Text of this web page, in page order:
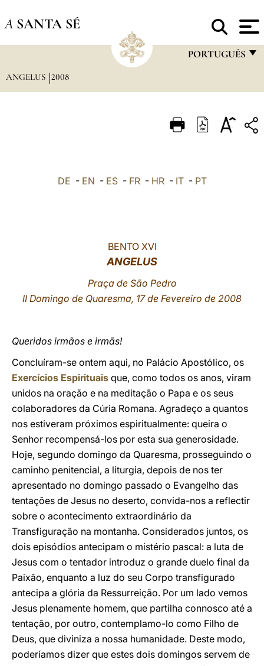
A SANTA SÉ
PORTUGUÊS
ITALIANO
ANGELUS 2008
DE - EN - ES- FR- HR- IT- PT
BENTO XVI
ANGELUS
Praça de São Pedro
II Domingo de Quaresma, 17 de Fevereiro de 2008
Queridos irmãos e irmãs!
Concluíram-se ontem aqui, no Palácio Apostólico, os
Exercícios Espirituais que, como todos os anos, viram
unidos na oração e na meditação o Papa e os seus
colaboradores da Cúria Romana. Agradeço a quantos
nos estiveram próximos espiritualmente: queira o
Senhor recompensá-los por esta sua generosidade.
Hoje, segundo domingo da Quaresma, prosseguindo o
caminho penitencial, a liturgia, depois de nos ter
apresentado no domingo passado o Evangelho das
tentações de Jesus no deserto, convida-nos a reflectir
sobre o acontecimento extraordinário da
Transfiguração na montanha. Considerados juntos, os
dois episódios antecipam o mistério pascal: a luta de
Jesus com o tentador introduz o grande duelo final da
Paixão, enquanto a luz do seu Corpo transfigurado
antecipa a glória da Ressurreição. Por um lado vemos
Jesus plenamente homem, que partilha connosco até a
tentação, por outro, contemplamo-lo como Filho de
Deus, que diviniza a nossa humanidade. Deste modo,
poderíamos dizer que estes dois domingos servem de